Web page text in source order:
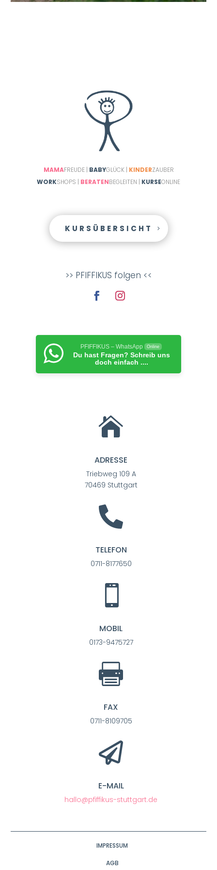
MAMAFREUDE | BABYGLÜCK | KINDERZAUBER
WORKSHOPS | BERATENBEGLEITEN | KURSEONLINE
KURSÜBERSICHT
>> PFIFFIKUS folgen <<
PFIFFIKUS – WhatsApp Online
Du hast Fragen? Schreib uns
doch einfach ....

ADRESSE
Triebweg 109 A
70469 Stuttgart

TELEFON
0711-8177650

MOBIL
0173-9475727

FAX
0711-8109705

E-MAIL
hallo@pfiffikus-stuttgart.de
IMPRESSUM
AGB